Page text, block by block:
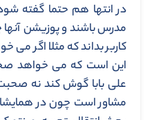
در انتها هم حتما گفته
مدرس باشند و پوزیشن
کاربر بداند که مثلا اگر
این است که می خواهد
علی بابا گوش کند نه
مشاور است چون در